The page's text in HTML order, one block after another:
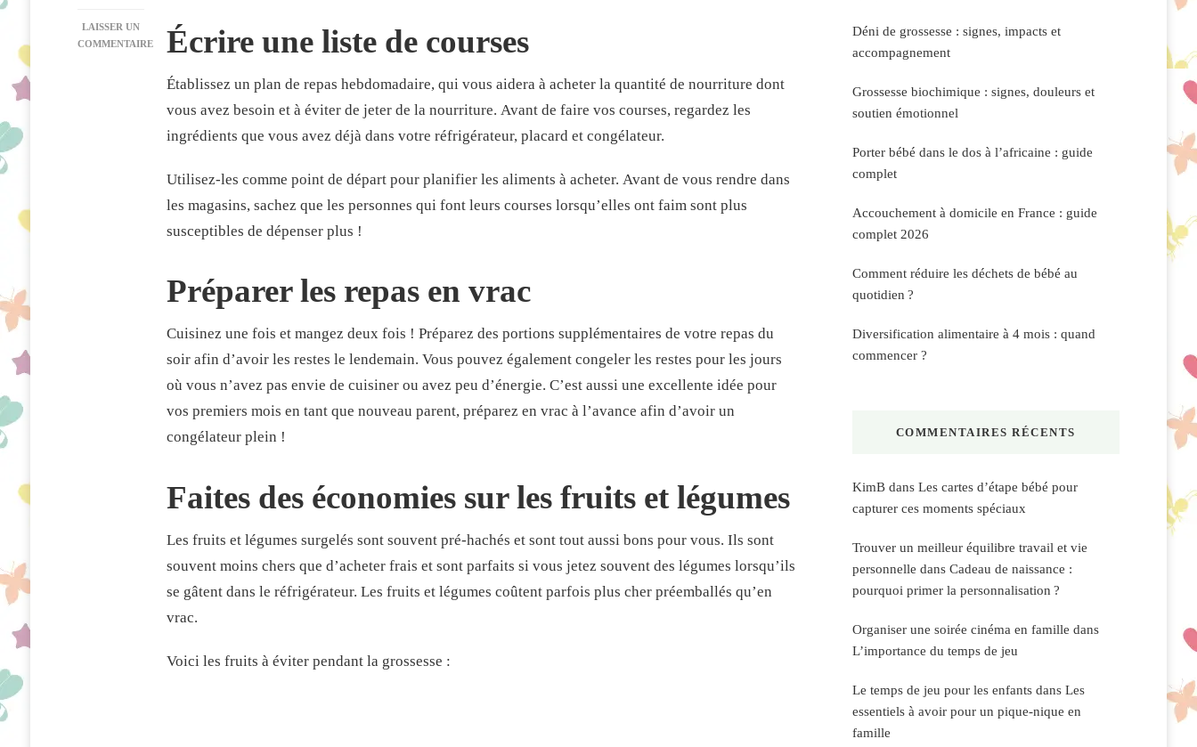
LAISSER UN
COMMENTAIRE
Écrire une liste de courses
Établissez un plan de repas hebdomadaire, qui vous aidera à acheter la quantité de nourriture dont
vous avez besoin et à éviter de jeter de la nourriture. Avant de faire vos courses, regardez les
ingrédients que vous avez déjà dans votre réfrigérateur, placard et congélateur.
Utilisez-les comme point de départ pour planifier les aliments à acheter. Avant de vous rendre dans
les magasins, sachez que les personnes qui font leurs courses lorsqu’elles ont faim sont plus
susceptibles de dépenser plus !
Préparer les repas en vrac
Cuisinez une fois et mangez deux fois ! Préparez des portions supplémentaires de votre repas du
soir afin d’avoir les restes le lendemain. Vous pouvez également congeler les restes pour les jours
où vous n’avez pas envie de cuisiner ou avez peu d’énergie. C’est aussi une excellente idée pour
vos premiers mois en tant que nouveau parent, préparez en vrac à l’avance afin d’avoir un
congélateur plein !
Faites des économies sur les fruits et légumes
Les fruits et légumes surgelés sont souvent pré-hachés et sont tout aussi bons pour vous. Ils sont
souvent moins chers que d’acheter frais et sont parfaits si vous jetez souvent des légumes lorsqu’ils
se gâtent dans le réfrigérateur. Les fruits et légumes coûtent parfois plus cher préemballés qu’en
vrac.
Voici les fruits à éviter pendant la grossesse :
Déni de grossesse : signes, impacts et
accompagnement
Grossesse biochimique : signes, douleurs et
soutien émotionnel
Porter bébé dans le dos à l’africaine : guide
complet
Accouchement à domicile en France : guide
complet 2026
Comment réduire les déchets de bébé au
quotidien ?
Diversification alimentaire à 4 mois : quand
commencer ?
COMMENTAIRES RÉCENTS
KimBdans Les cartes d’étape bébé pour
capturer ces moments spéciaux
Trouver un meilleur équilibre travail et vie
personnelle dans Cadeau de naissance :
pourquoi primer la personnalisation ?
Organiser une soirée cinéma en famille dans
L’importance du temps de jeu
Le temps de jeu pour les enfantsdans Les
essentiels à avoir pour un pique-nique en
famille